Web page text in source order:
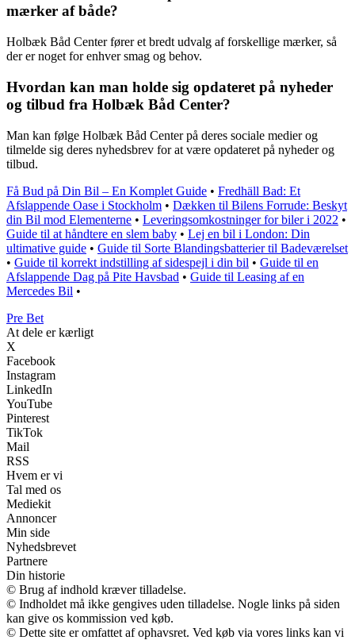
mærker af både?
Holbæk Båd Center fører et bredt udvalg af forskellige mærker, så
der er noget for enhver smag og behov.
Hvordan kan man holde sig opdateret på nyheder
og tilbud fra Holbæk Båd Center?
Man kan følge Holbæk Båd Center på deres sociale medier og
tilmelde sig deres nyhedsbrev for at være opdateret på nyheder og
tilbud.
Få Bud på Din Bil – En Komplet Guide • Fredhäll Bad: Et
Afslappende Oase i Stockholm • Dækken til Bilens Forrude: Beskyt
din Bil mod Elementerne • Leveringsomkostninger for biler i 2022 •
Guide til at håndtere en slem baby • Lej en bil i London: Din
ultimative guide • Guide til Sorte Blandingsbatterier til Badeværelset
• Guide til korrekt indstilling af sidespejl i din bil • Guide til en
Afslappende Dag på Pite Havsbad • Guide til Leasing af en
Mercedes Bil •
Pre Bet
At dele er kærligt
X
Facebook
Instagram
LinkedIn
YouTube
Pinterest
TikTok
Mail
RSS
Hvem er vi
Tal med os
Mediekit
Annoncer
Min side
Nyhedsbrevet
Partnere
Din historie
© Brug af indhold kræver tilladelse.
© Indholdet må ikke gengives uden tilladelse. Nogle links på siden
kan give os kommission ved køb.
© Dette site er omfattet af ophavsret. Ved køb via vores links kan vi